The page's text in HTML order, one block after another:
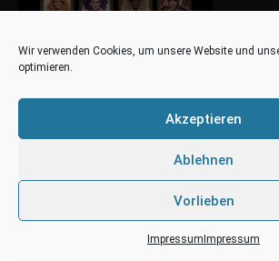
Wir verwenden Cookies, um unsere Website und
optimieren.
Akzeptieren
Ablehnen
Vorlieben
Impressum Impressum